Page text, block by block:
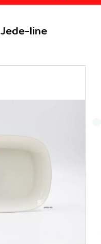
Jede-line